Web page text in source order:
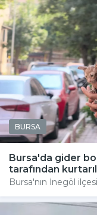
BURSA
Bursa'da gider
tarafından
Bursa'nın İnegöl